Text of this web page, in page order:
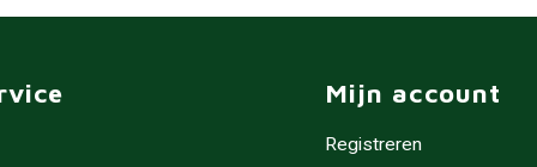
Mijn account
Registreren